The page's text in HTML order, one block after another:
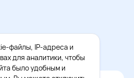
данных
файлы, IP-адреса и
для аналитики, чтобы
было удобным и